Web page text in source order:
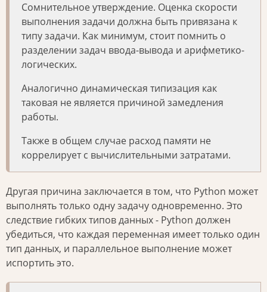
Сомнительное утверждение. Оценка скорости
выполнения задачи должна быть привязана к
типу задачи. Как минимум, стоит помнить о
разделении задач ввода-вывода и арифметико-
логических.
Аналогично динамическая типизация как
таковая не является причиной замедления
работы.
Также в общем случае расход памяти не
коррелирует с вычислительными затратами.
Другая причина заключается в том, что Python может
выполнять только одну задачу одновременно. Это
следствие гибких типов данных - Python должен
убедиться, что каждая переменная имеет только один
тип данных, и параллельное выполнение может
испортить это.